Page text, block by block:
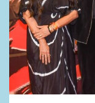
1 min read